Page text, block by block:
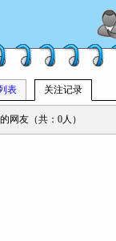
表 关注记录
网友（共：0人）